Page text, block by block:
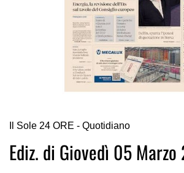
all'inizio
della
galleria
Il Sole 24 ORE - Quotidiano
Ediz. di Giovedì 05